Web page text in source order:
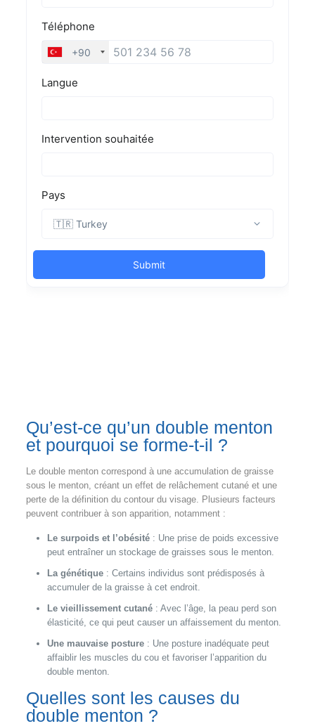
Qu’est-ce qu’un double menton
et pourquoi se forme-t-il ?
Le double menton correspond à une accumulation de graisse
sous le menton, créant un effet de relâchement cutané et une
perte de la définition du contour du visage. Plusieurs facteurs
peuvent contribuer à son apparition, notamment :
Le surpoids et l’obésité: Une prise de poids excessive
peut entraîner un stockage de graisses sous le menton.
La génétique: Certains individus sont prédisposés à
accumuler de la graisse à cet endroit.
Le vieillissement cutané: Avec l’âge, la peau perd son
élasticité, ce qui peut causer un affaissement du menton.
Une mauvaise posture: Une posture inadéquate peut
affaiblir les muscles du cou et favoriser l’apparition du
double menton.
Quelles sont les causes du
double menton ?